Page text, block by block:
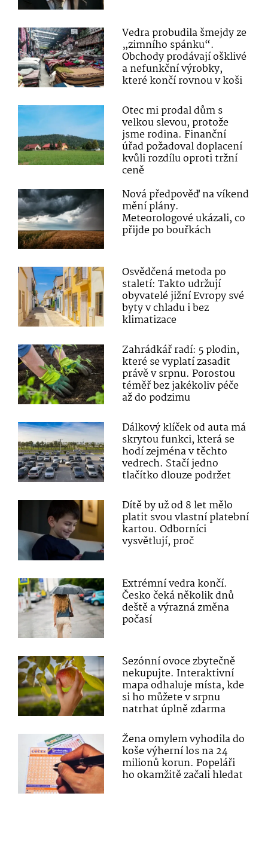
Vedra probudila šmejdy ze
„zimního spánku“.
Obchody prodávají ošklivé
a nefunkční výrobky,
které končí rovnou v koši
Otec mi prodal dům s
velkou slevou, protože
jsme rodina. Finanční
úřad požadoval doplacení
kvůli rozdílu oproti tržní
ceně
Nová předpověď na víkend
mění plány.
Meteorologové ukázali, co
přijde po bouřkách
Osvědčená metoda po
staletí: Takto udržují
obyvatelé jižní Evropy své
byty v chladu i bez
klimatizace
Zahrádkář radí: 5 plodin,
které se vyplatí zasadit
právě v srpnu. Porostou
téměř bez jakékoliv péče
až do podzimu
Dálkový klíček od auta má
skrytou funkci, která se
hodí zejména v těchto
vedrech. Stačí jedno
tlačítko dlouze podržet
Dítě by už od 8 let mělo
platit svou vlastní platební
kartou. Odborníci
vysvětlují, proč
Extrémní vedra končí.
Česko čeká několik dnů
deště a výrazná změna
počasí
Sezónní ovoce zbytečně
nekupujte. Interaktivní
mapa odhaluje místa, kde
si ho můžete v srpnu
natrhat úplně zdarma
Žena omylem vyhodila do
koše výherní los na 24
milionů korun. Popeláři
ho okamžitě začali hledat